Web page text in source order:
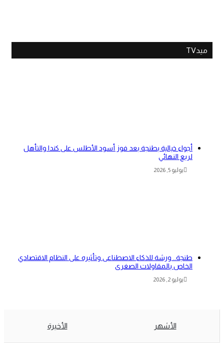
ميدTV
أجواء خيالية بطنجة بعد فوز أسود الأطلس على كندا والتأهل
لربع النهائي
يوليو 5, 2026
طنجة.. ورشة للذكاء الاصطناعى وتأثيره على النظام الاقتصادي
الخاص بالمقاولات الصغرى
يوليو 2, 2026
الأشهر الأخيرة